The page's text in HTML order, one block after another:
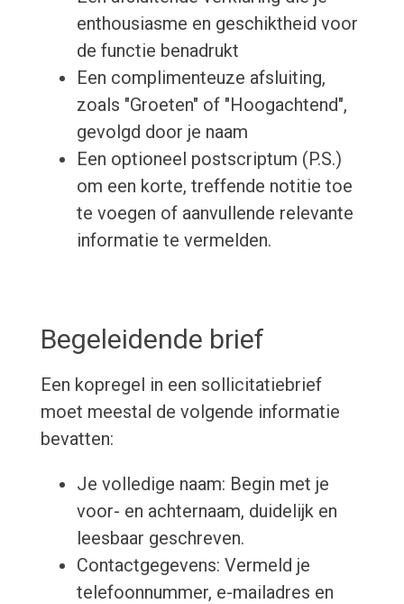
enthousiasme en geschiktheid voor
de functie benadrukt
Een complimenteuze afsluiting,
zoals "Groeten" of "Hoogachtend",
gevolgd door je naam
Een optioneel postscriptum (P.S.)
om een korte, treffende notitie toe
te voegen of aanvullende relevante
informatie te vermelden.
Begeleidende brief
Een kopregel in een sollicitatiebrief
moet meestal de volgende informatie
bevatten:
Je volledige naam: Begin met je
voor- en achternaam, duidelijk en
leesbaar geschreven.
Contactgegevens: Vermeld je
telefoonnummer, e-mailadres en